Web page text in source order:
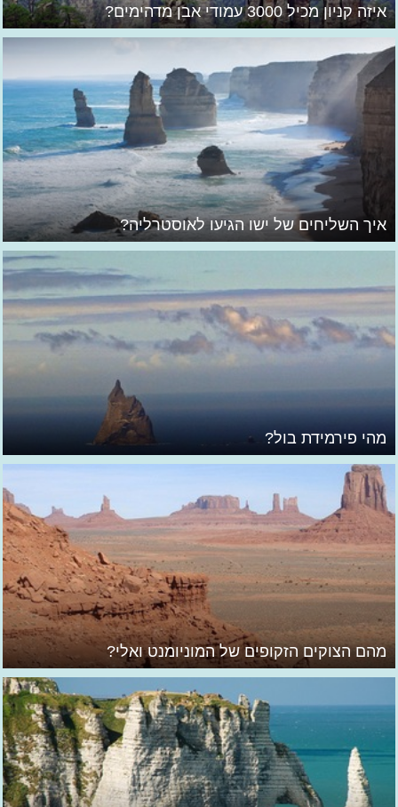
איזה קניון מכיל 3000 עמודי אבן מדהימים?
איך השליחים של ישו הגיעו לאוסטרליה?
מהי פירמידת בול?
מהם הצוקים הזקופים של המוניומנט ואלי?